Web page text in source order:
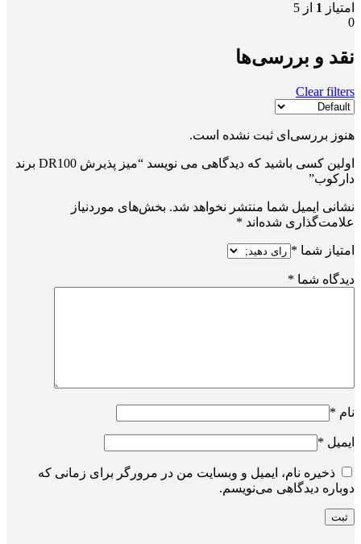
امتیاز 1 از 5
0
نقد و بررسی‌ها
Clear filters
هنوز بررسی‌ای ثبت نشده است.
اولین کسی باشید که دیدگاهی می نویسد “میز پذیرش DR100 برند
دارکوب”
نشانی ایمیل شما منتشر نخواهد شد. بخش‌های موردنیاز
علامت‌گذاری شده‌اند *
امتیاز شما *
دیدگاه شما *
نام *
ایمیل *
ذخیره نام، ایمیل و وبسایت من در مرورگر برای زمانی که
دوباره دیدگاهی می‌نویسم.